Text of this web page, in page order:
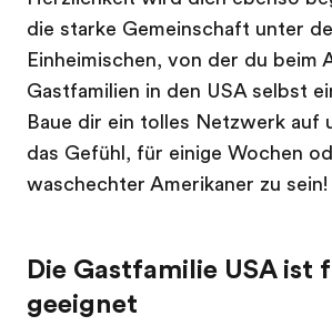
die starke Gemeinschaft unter
Einheimischen, von der du beim
Gastfamilien in den USA selbst
Baue dir ein tolles Netzwerk auf
das Gefühl, für einige Wochen
waschechter Amerikaner zu sein!
Die Gastfamilie USA ist
geeignet